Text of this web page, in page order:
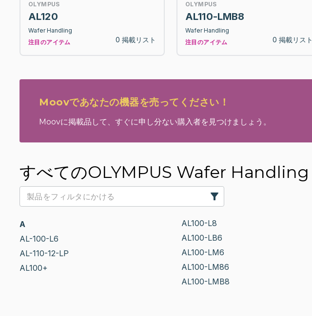
OLYMPUS
AL120
Wafer Handling
注目のアイテム
0 掲載リスト
OLYMPUS
AL110-LMB8
Wafer Handling
注目のアイテム
0 掲載リスト
Moovであなたの機器を売ってください！
Moovに掲載品して、すぐに申し分ない購入者を見つけましょう。
すべてのOLYMPUS Wafer Handling
A
AL-100-L6
AL-110-12-LP
AL100+
AL100-L8
AL100-LB6
AL100-LM6
AL100-LM86
AL100-LMB8